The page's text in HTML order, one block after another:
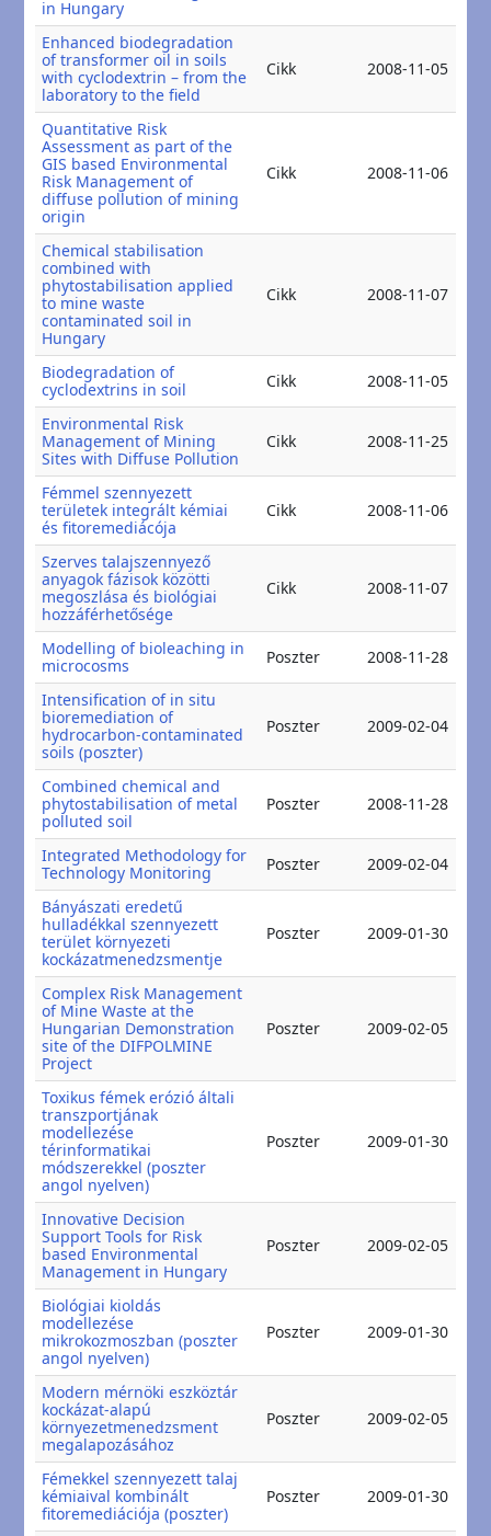
in Hungary
Enhanced biodegradation
of transformer oil in soils
with cyclodextrin – from the
laboratory to the field
Cikk 2008-11-05
Quantitative Risk
Assessment as part of the
GIS based Environmental
Risk Management of
diffuse pollution of mining
origin
Cikk 2008-11-06
Chemical stabilisation
combined with
phytostabilisation applied
to mine waste
contaminated soil in
Hungary
Cikk 2008-11-07
Biodegradation of
cyclodextrins in soil
Cikk 2008-11-05
Environmental Risk
Management of Mining
Sites with Diffuse Pollution
Cikk 2008-11-25
Fémmel szennyezett
területek integrált kémiai
és fitoremediácója
Cikk 2008-11-06
Szerves talajszennyező
anyagok fázisok közötti
megoszlása és biológiai
hozzáférhetősége
Cikk 2008-11-07
Modelling of bioleaching in
microcosms
Poszter 2008-11-28
Intensification of in situ
bioremediation of
hydrocarbon-contaminated
soils (poszter)
Poszter 2009-02-04
Combined chemical and
phytostabilisation of metal
polluted soil
Poszter 2008-11-28
Integrated Methodology for
Technology Monitoring
Poszter 2009-02-04
Bányászati eredetű
hulladékkal szennyezett
terület környezeti
kockázatmenedzsmentje
Poszter 2009-01-30
Complex Risk Management
of Mine Waste at the
Hungarian Demonstration
site of the DIFPOLMINE
Project
Poszter 2009-02-05
Toxikus fémek erózió általi
transzportjának
modellezése
térinformatikai
módszerekkel (poszter
angol nyelven)
Poszter 2009-01-30
Innovative Decision
Support Tools for Risk
based Environmental
Management in Hungary
Poszter 2009-02-05
Biológiai kioldás
modellezése
mikrokozmoszban (poszter
angol nyelven)
Poszter 2009-01-30
Modern mérnöki eszköztár
kockázat-alapú
környezetmenedzsment
megalapozásához
Poszter 2009-02-05
Fémekkel szennyezett talaj
kémiaival kombinált
fitoremediációja (poszter)
Poszter 2009-01-30